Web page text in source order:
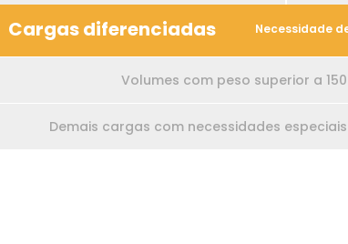
Cargas diferenciadas Necessidade
Volumes com peso superior a
Demais cargas com necessidades